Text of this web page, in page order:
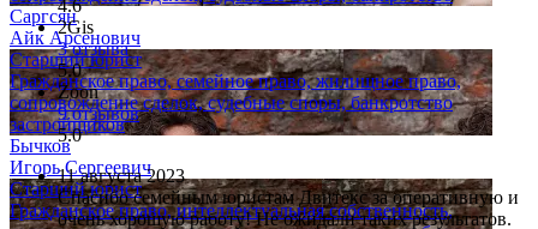
Саргсян
Айк Арсенович
Старший юрист
Гражданское право, семейное право, жилищное право,
сопровождение сделок, судебные споры, банкротство
застройщиков
Бычков
Игорь Сергеевич
Старший юрист
Гражданское право, интеллектуальная собственность,
4.6
2Gis
3 отзыва
5.0
Zoon
9 отзывов
5.0
11 августа 2023
Спасибо семейным юристам Двитекс за оперативную и
очень хорошую работу! Не ожидали таких результатов.